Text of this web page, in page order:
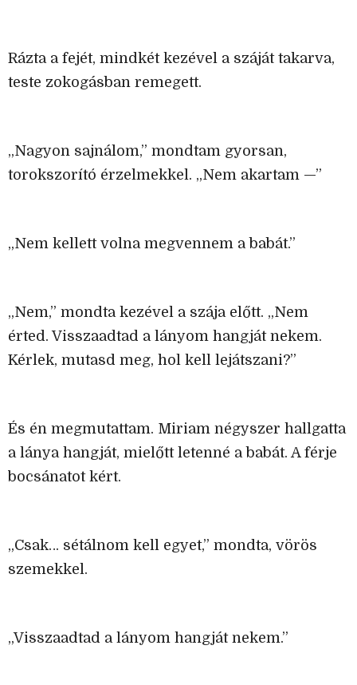
Rázta a fejét, mindkét kezével a száját takarva,
teste zokogásban remegett.
„Nagyon sajnálom,” mondtam gyorsan,
torokszorító érzelmekkel. „Nem akartam —”
„Nem kellett volna megvennem a babát.”
„Nem,” mondta kezével a szája előtt. „Nem
érted. Visszaadtad a lányom hangját nekem.
Kérlek, mutasd meg, hol kell lejátszani?”
És én megmutattam. Miriam négyszer hallgatta
a lánya hangját, mielőtt letenné a babát. A férje
bocsánatot kért.
„Csak… sétálnom kell egyet,” mondta, vörös
szemekkel.
„Visszaadtad a lányom hangját nekem.”